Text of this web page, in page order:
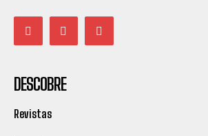
DESCOBRE
Revistas